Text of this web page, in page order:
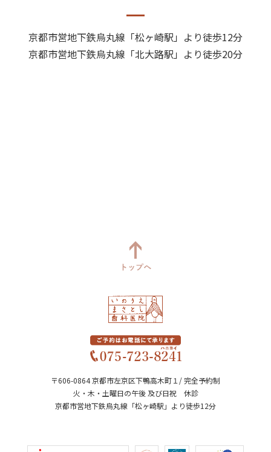
京都市営地下鉄烏丸線「松ヶ崎駅」より徒歩12分
京都市営地下鉄烏丸線「北大路駅」より徒歩20分
〒606-0864 京都市左京区下鴨高木町１/ 完全予約制
火・木・土曜日の午後 及び日祝 休診
京都市営地下鉄烏丸線「松ヶ崎駅」より徒歩12分